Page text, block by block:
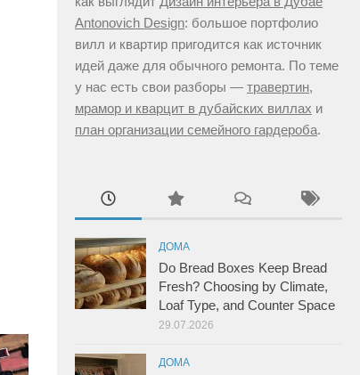
Antonovich Design: большое портфолио
вилл и квартир пригодится как источник
идей даже для обычного ремонта. По теме
у нас есть свои разборы — травертин,
мрамор и кварцит в дубайских виллах и
план организации семейного гардероба.
ДОМА
Do Bread Boxes Keep Bread
Fresh? Choosing by Climate,
Loaf Type, and Counter Space
29.07.2026
ДОМА